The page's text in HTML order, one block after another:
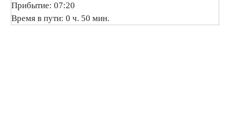
Прибытие: 07:20
Время в пути: 0 ч. 50 мин.